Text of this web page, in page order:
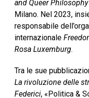
and Queer Philosophy
Milano. Nel 2023,
responsabile
internazionale
Rosa Luxemburg.
Tra le sue
La rivoluzione delle
Federici, «Politica &